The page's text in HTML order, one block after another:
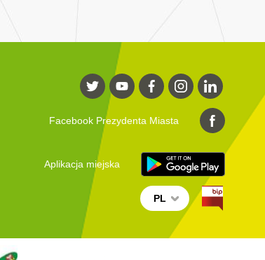
Facebook Prezydenta Miasta
Aplikacja miejska
PL